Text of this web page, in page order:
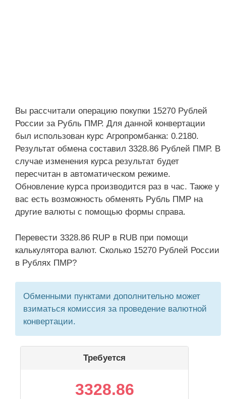
Вы рассчитали операцию покупки 15270 Рублей
России за Рубль ПМР. Для данной конвертации
был использован курс Агропромбанка: 0.2180.
Результат обмена составил 3328.86 Рублей ПМР. В
случае изменения курса результат будет
пересчитан в автоматическом режиме.
Обновление курса производится раз в час. Также у
вас есть возможность обменять Рубль ПМР на
другие валюты с помощью формы справа.
Перевести 3328.86 RUP в RUB при помощи
калькулятора валют. Сколько 15270 Рублей России
в Рублях ПМР?
Обменными пунктами дополнительно может
взиматься комиссия за проведение валютной
конвертации.
Требуется
3328.86